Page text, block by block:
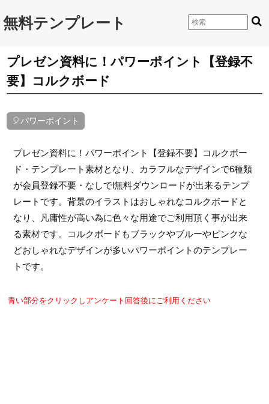
無料テンプレート
プレゼン資料に！パワーポイント【登録不
要】コルクボード
🎈パワーポイント
プレゼン資料に！パワーポイント【登録不要】コルクボー
ド・テンプレート素材となり、カラフルなデザインで6種類
が会員登録不要・なしでl無料ダウンロードが出来るテンプ
レートです。背景のイラストはおしゃれなコルクボードと
なり、凡庸性が高い為に色々な用途でご利用頂く事が出来
る素材です。コルクボードもブラックやブルーやピンクな
どおしゃれなデザインが多いパワーポイントのテンプレー
トです。
青い部分をクリックしアンケート回答後にご利用ください